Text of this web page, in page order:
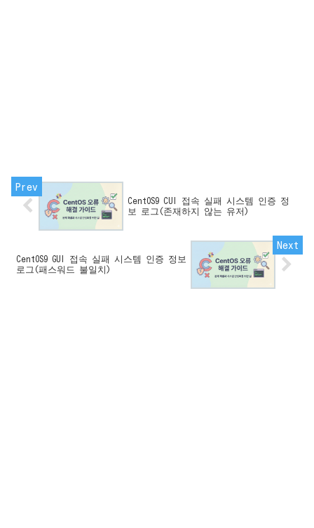
CentOS9 CUI 접속 실패 시스템 인증 정
보 로그(존재하지 않는 유저)
CentOS9 GUI 접속 실패 시스템 인증 정보
로그(패스워드 불일치)